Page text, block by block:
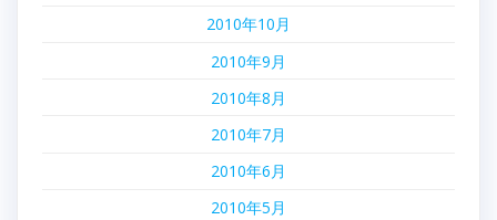
2010年10月
2010年9月
2010年8月
2010年7月
2010年6月
2010年5月